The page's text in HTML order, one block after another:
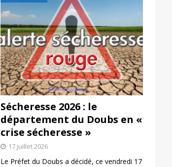
Sécheresse 2026 : le
département du Doubs en «
crise sécheresse »
17 juillet 2026
Le Préfet du Doubs a décidé, ce vendredi 17